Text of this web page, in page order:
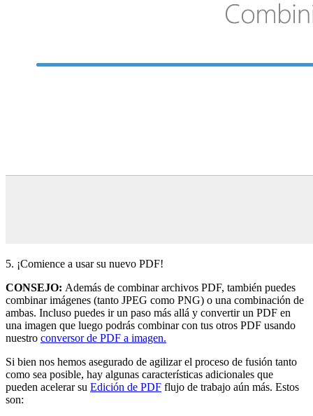
5. ¡Comience a usar su nuevo PDF!
CONSEJO: Además de combinar archivos PDF, también puedes
combinar imágenes (tanto JPEG como PNG) o una combinación de
ambas. Incluso puedes ir un paso más allá y convertir un PDF en
una imagen que luego podrás combinar con tus otros PDF usando
nuestro conversor de PDF a imagen.
Si bien nos hemos asegurado de agilizar el proceso de fusión tanto
como sea posible, hay algunas características adicionales que
pueden acelerar su Edición de PDF flujo de trabajo aún más. Estos
son: